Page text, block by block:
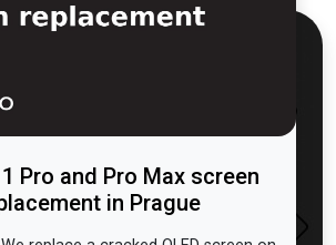
Pro and Pro Max screen
in Prague